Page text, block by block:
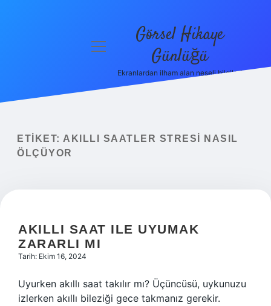
Yasal Uyarı
menüyü
Görsel Hikaye
Günlüğü
Ekranlardan ilham alan neşeli bilgiler!
ETIKET: AKILLI SAATLER STRESI NASIL
ÖLÇÜYOR
AKILLI SAAT ILE UYUMAK
ZARARLI MI
Tarih: Ekim 16, 2024
Uyurken akıllı saat takılır mı? Üçüncüsü, uykunuzu
izlerken akıllı bileziği gece takmanız gerekir.